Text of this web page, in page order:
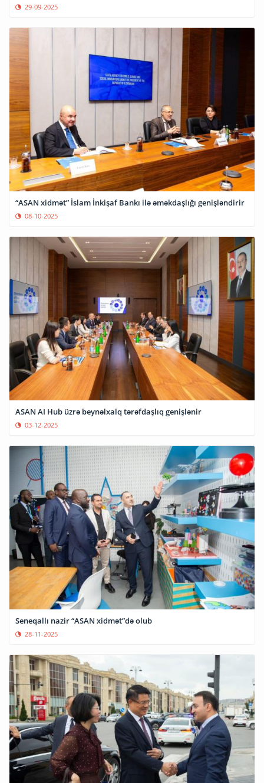
29-09-2025
“ASAN xidmət” İslam İnkişaf Bankı ilə əməkdaşlığı genişləndirir
08-10-2025
ASAN AI Hub üzrə beynəlxalq tərəfdaşlıq genişlənir
03-12-2025
Seneqallı nazir “ASAN xidmət”də olub
28-11-2025